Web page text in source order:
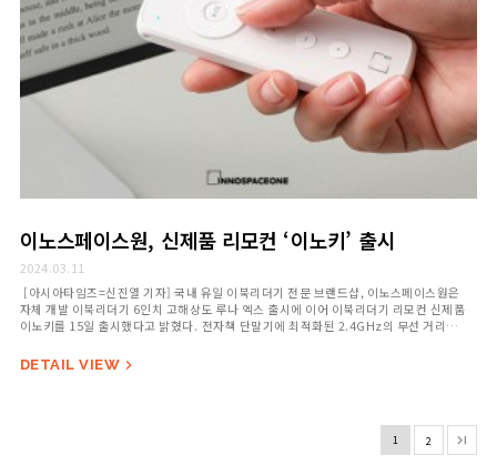
이노스페이스원, 신제품 리모컨 ‘이노키’ 출시
2024.03.11
[아시아타임즈=신진열 기자] 국내 유일 이북리더기 전문 브랜드샵, 이노스페이스원은
자체 개발 이북리더기 6인치 고해상도 루나 엑스 출시에 이어 이북리더기 리모컨 신제품
이노키를 15일 출시했다고 밝혔다. 전자책 단말기에 최적화된 2.4GHz의 무선 거리
호환되어 단순한 기능으로 맞춤 제작됐다. 신제품 이노키는 페이지 넘김, 프론트 라이트
DETAIL VIEW 
1 2 